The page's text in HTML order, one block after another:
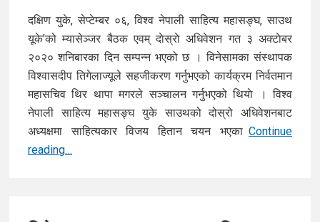
सम्पन्न
दक्षिण युके, सेप्टेम्बर ०६, विश्व नेपाली साहित्य महासङ्घ, साउथ
यूके’को म्यासेञ्जर बैठक एवम् दाेस्राे अधिवेशन गत ३ अक्टाेबर
२०२० शनिबारका दिन सम्पन्न भएको छ । विनेसामका संस्थापक
विश्वासदीप तिगेलाज्यूले सहजीकरण गर्नुभएको कार्यक्रम निर्वतमान
महासचिव थिर थापा मगरले सञ्चालन गर्नुभएको थियाे । विश्व
नेपाली साहित्य महासङ्घ युके साउथको दोस्रो अधिवेशनबाट
अध्यक्षमा साहित्यकार विजय हितान चयन भएका Continue
reading…